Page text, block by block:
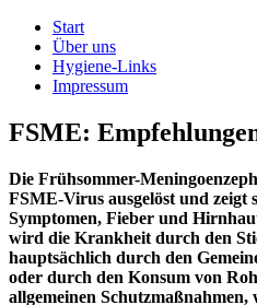
content
Start
Über uns
Hygiene-Links
Impressum
FSME:
Die Frühsommer-
FSME-Virus ausgelöst und zeigt
Symptomen, Fieber und
wird die Krankheit durch den
hauptsächlich durch den
oder durch den Konsum von
allgemeinen Schutzmaßnahmen,